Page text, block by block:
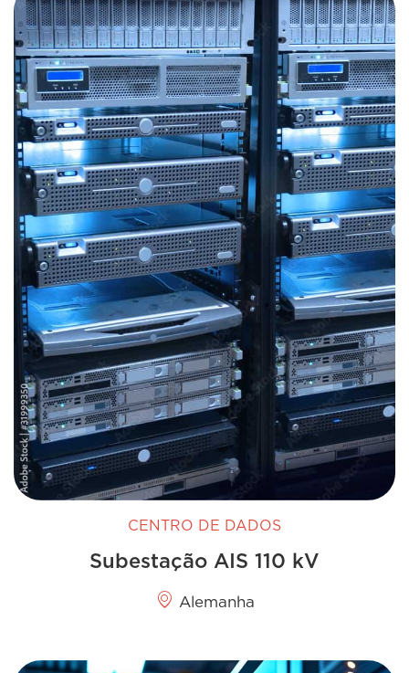
CENTRO DE DADOS
Subestação AIS 110 kV
Alemanha